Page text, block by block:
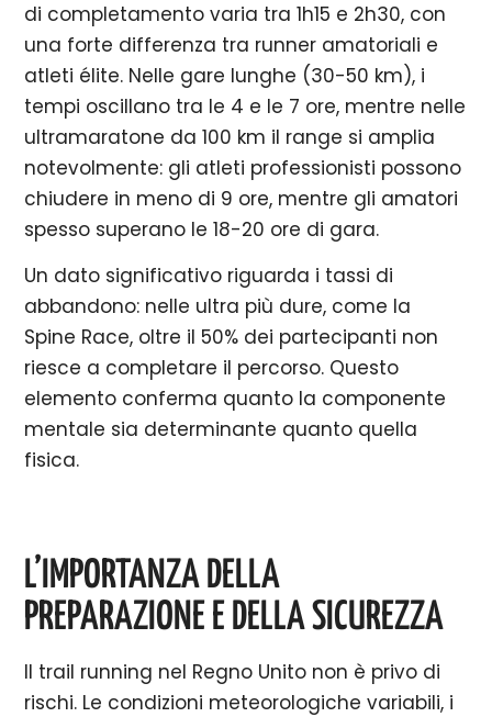
di completamento varia tra 1h15 e 2h30, con
una forte differenza tra runner amatoriali e
atleti élite. Nelle gare lunghe (30-50 km), i
tempi oscillano tra le 4 e le 7 ore, mentre nelle
ultramaratone da 100 km il range si amplia
notevolmente: gli atleti professionisti possono
chiudere in meno di 9 ore, mentre gli amatori
spesso superano le 18-20 ore di gara.
Un dato significativo riguarda i tassi di
abbandono: nelle ultra più dure, come la
Spine Race, oltre il 50% dei partecipanti non
riesce a completare il percorso. Questo
elemento conferma quanto la componente
mentale sia determinante quanto quella
fisica.
L’IMPORTANZA DELLA
PREPARAZIONE E DELLA SICUREZZA
Il trail running nel Regno Unito non è privo di
rischi. Le condizioni meteorologiche variabili, i